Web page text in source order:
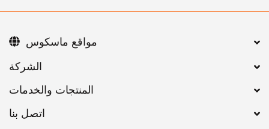
اتصل بنا
مواقع ماسكوس